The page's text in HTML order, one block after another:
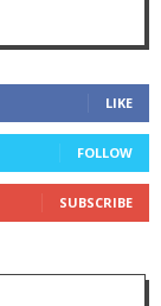
LIKE
FOLLOW
SUBSCRIBE